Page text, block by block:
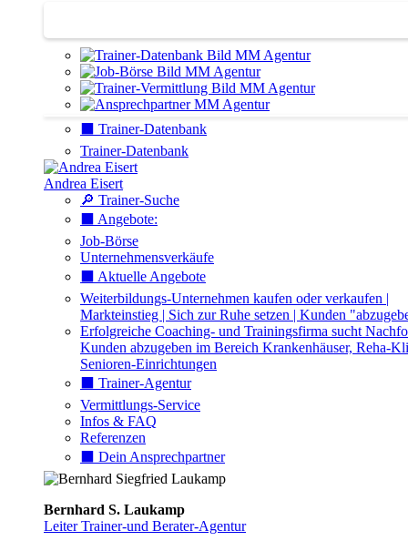
⬛️ Trainer-Datenbank
Trainer-Datenbank
Andrea Eisert
🔎 Trainer-Suche
⬛️ Angebote:
Job-Börse
Unternehmensverkäufe
⬛️ Aktuelle Angebote
Weiterbildungs-Unternehmen kaufen oder verkaufen |
Markteinstieg | Sich zur Ruhe setzen | Kunden
Erfolgreiche Coaching- und Trainingsfirma sucht
Kunden abzugeben im Bereich Krankenhäuser, Reha-
Senioren-Einrichtungen
⬛️ Trainer-Agentur
Vermittlungs-Service
Infos & FAQ
Referenzen
⬛️ Dein Ansprechpartner
Bernhard S. Laukamp
Leiter Trainer-und Berater-Agentur